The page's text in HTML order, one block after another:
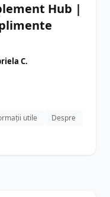
Hub |
C.
utile
Despre